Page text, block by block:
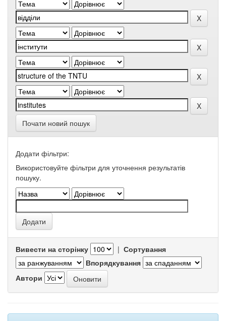
Почати новий пошук
Додати фільтри:
Використовуйте фільтри для уточнення результатів
пошуку.
Вивести на сторінку | Сортування
Впорядкування
Автори